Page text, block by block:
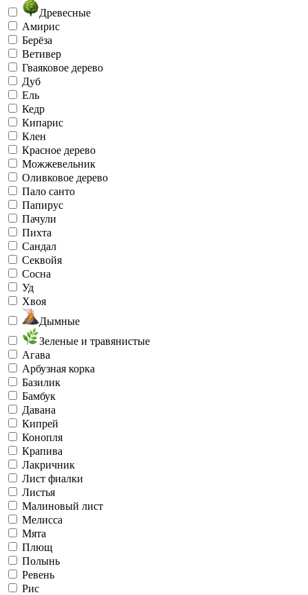
Древесные
Амирис
Берёза
Ветивер
Гваяковое дерево
Дуб
Ель
Кедр
Кипарис
Клен
Красное дерево
Можжевельник
Оливковое дерево
Пало санто
Папирус
Пачули
Пихта
Сандал
Секвойя
Сосна
Уд
Хвоя
Дымные
Зеленые и травянистые
Агава
Арбузная корка
Базилик
Бамбук
Давана
Кипрей
Конопля
Крапива
Лакричник
Лист фиалки
Листья
Малиновый лист
Мелисса
Мята
Плющ
Полынь
Ревень
Рис